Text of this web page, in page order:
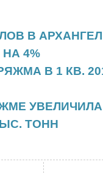
В
4%
В 1 КВ.
ТОНН